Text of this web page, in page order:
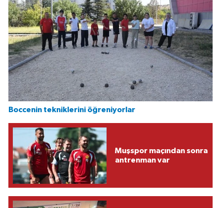
Boccenin tekniklerini öğreniyorlar
Muşspor maçından sonra
antrenman var